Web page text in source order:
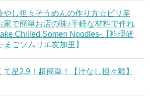
やし担々そうめんの作り方☆ピリ辛
家で簡単お店の味♪手軽な材料で作れ
Chilled Somen Noodles-【料理研
ごソムリエ友加里】
て星2.9！超簡単！【汁なし担々麺】